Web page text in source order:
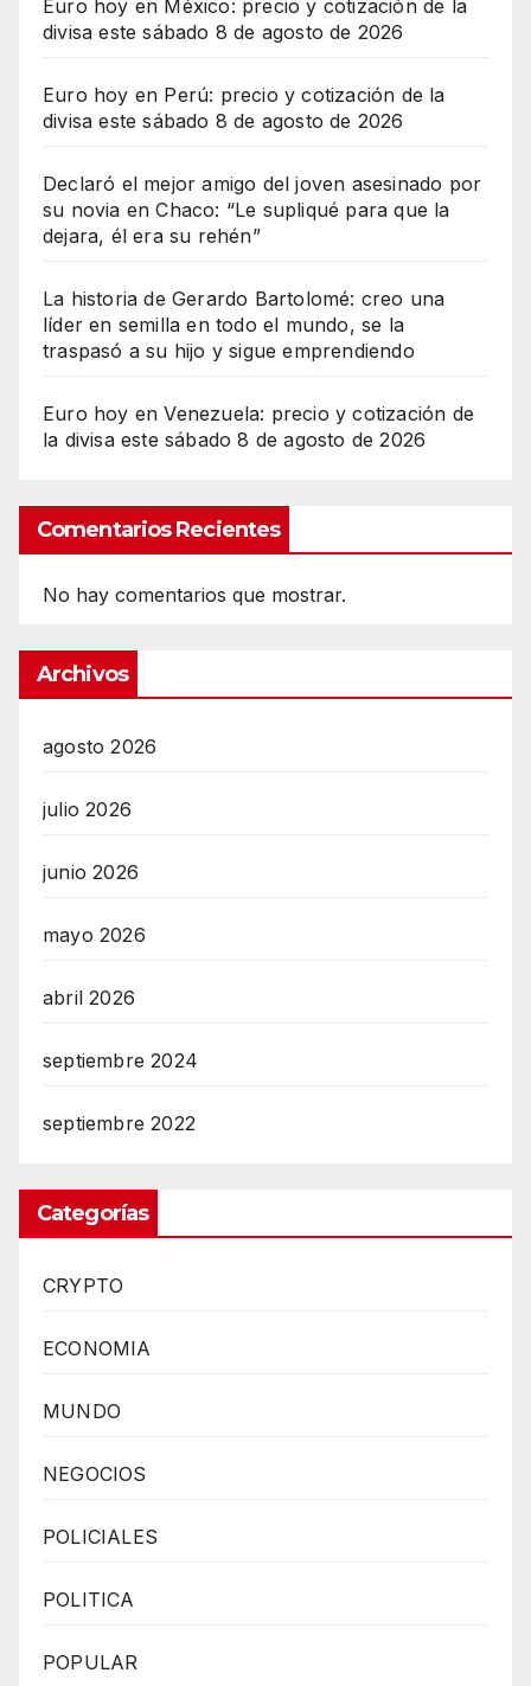
Euro hoy en México: precio y cotización de la
divisa este sábado 8 de agosto de 2026
Euro hoy en Perú: precio y cotización de la
divisa este sábado 8 de agosto de 2026
Declaró el mejor amigo del joven asesinado por
su novia en Chaco: “Le supliqué para que la
dejara, él era su rehén”
La historia de Gerardo Bartolomé: creo una
líder en semilla en todo el mundo, se la
traspasó a su hijo y sigue emprendiendo
Euro hoy en Venezuela: precio y cotización de
la divisa este sábado 8 de agosto de 2026
Comentarios Recientes
No hay comentarios que mostrar.
Archivos
agosto 2026
julio 2026
junio 2026
mayo 2026
abril 2026
septiembre 2024
septiembre 2022
Categorías
CRYPTO
ECONOMIA
MUNDO
NEGOCIOS
POLICIALES
POLITICA
POPULAR